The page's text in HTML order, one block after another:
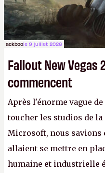
ackboole 9 juillet 2026
Fallout New Vegas
commencent
Après l'énorme vague
toucher les studios de
Microsoft, nous savions
allaient se mettre en
humaine et industrielle